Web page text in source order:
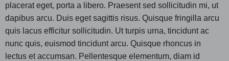
placerat eget, porta a libero. Praesent sed sollicitudin mi, ut
dapibus arcu. Duis eget sagittis risus. Quisque fringilla arcu
quis lacus efficitur sollicitudin. Ut turpis urna, tincidunt ac
nunc quis, euismod tincidunt arcu. Quisque rhoncus in
lectus et accumsan. Pellentesque elementum, diam id